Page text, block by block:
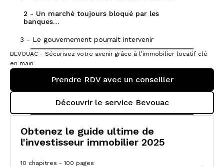
2 - Un marché toujours bloqué par les
banques…
3 - Le gouvernement pourrait intervenir
BEVOUAC - Sécurisez votre avenir grâce à l’immobilier locatif clé
en main
Prendre RDV avec un conseiller
Découvrir le service Bevouac
Obtenez le guide ultime de
l'investisseur immobilier 2025
10 chapitres - 100 pages